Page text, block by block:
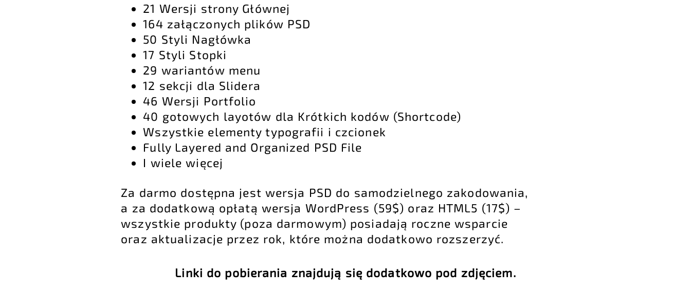
21 Wersji strony Głównej
164 załączonych plików PSD
50 Styli Nagłówka
17 Styli Stopki
29 wariantów menu
12 sekcji dla Slidera
46 Wersji Portfolio
40 gotowych layotów dla Krótkich kodów (Shortcode)
Wszystkie elementy typografii i czcionek
Fully Layered and Organized PSD File
I wiele więcej
Za darmo dostępna jest wersja PSD do samodzielnego zakodowania,
a za dodatkową opłatą wersja WordPress (59$) oraz HTML5 (17$) –
wszystkie produkty (poza darmowym) posiadają roczne wsparcie
oraz aktualizacje przez rok, które można dodatkowo rozszerzyć.
Linki do pobierania znajdują się dodatkowo pod zdjęciem.